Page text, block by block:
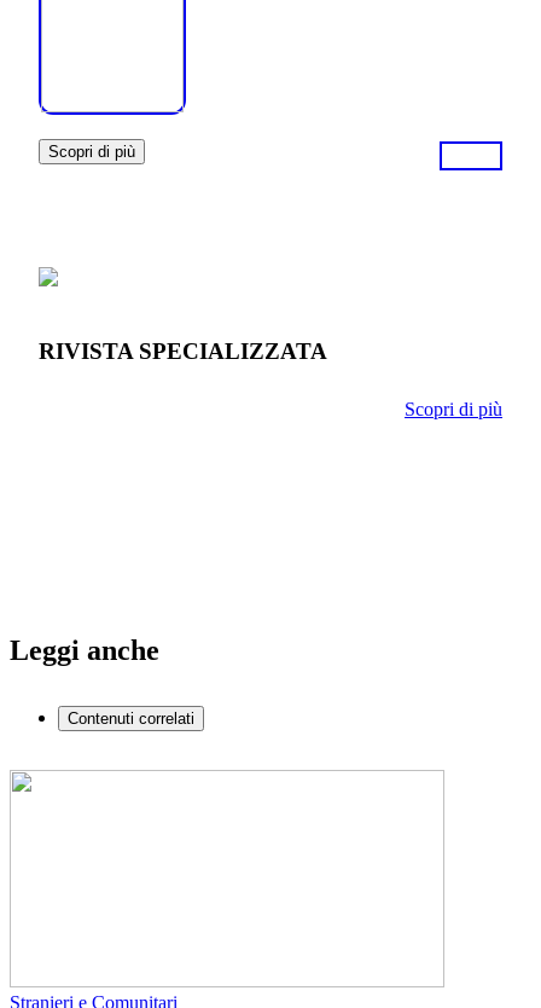
Scopri di più
RIVISTA SPECIALIZZATA
Scopri di più
Leggi anche
Contenuti correlati
Stranieri e Comunitari